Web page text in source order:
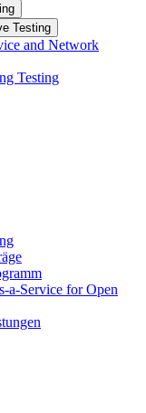
Testing
and Network
Testing
a-Service for Open